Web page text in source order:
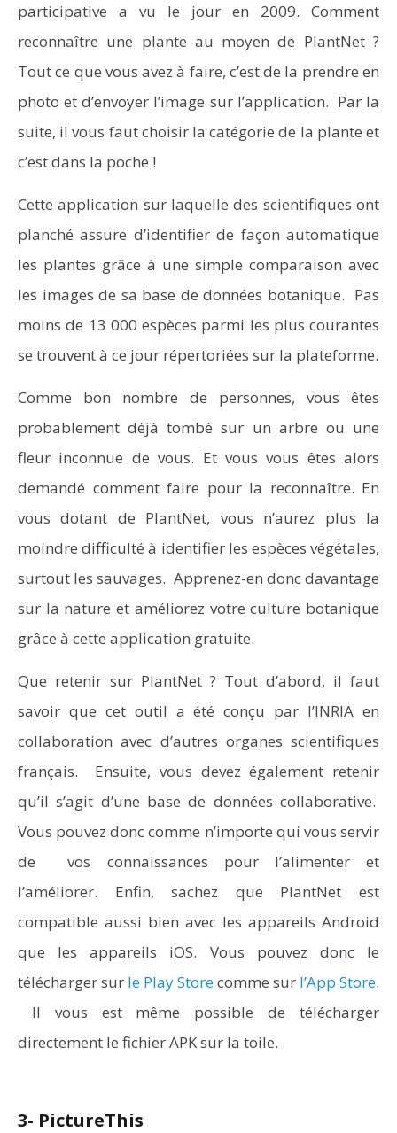
participative a vu le jour en 2009. Comment
reconnaître une plante au moyen de PlantNet ?
Tout ce que vous avez à faire, c’est de la prendre en
photo et d’envoyer l’image sur l’application. Par la
suite, il vous faut choisir la catégorie de la plante et
c’est dans la poche !
Cette application sur laquelle des scientifiques ont
planché assure d’identifier de façon automatique
les plantes grâce à une simple comparaison avec
les images de sa base de données botanique. Pas
moins de 13 000 espèces parmi les plus courantes
se trouvent à ce jour répertoriées sur la plateforme.
Comme bon nombre de personnes, vous êtes
probablement déjà tombé sur un arbre ou une
fleur inconnue de vous. Et vous vous êtes alors
demandé comment faire pour la reconnaître. En
vous dotant de PlantNet, vous n’aurez plus la
moindre difficulté à identifier les espèces végétales,
surtout les sauvages. Apprenez-en donc davantage
sur la nature et améliorez votre culture botanique
grâce à cette application gratuite.
Que retenir sur PlantNet ? Tout d’abord, il faut
savoir que cet outil a été conçu par l’INRIA en
collaboration avec d’autres organes scientifiques
français. Ensuite, vous devez également retenir
qu’il s’agit d’une base de données collaborative.
Vous pouvez donc comme n’importe qui vous servir
de vos connaissances pour l’alimenter et
l’améliorer. Enfin, sachez que PlantNet est
compatible aussi bien avec les appareils Android
que les appareils iOS. Vous pouvez donc le
télécharger sur le Play Storecomme sur l’App Store.
Il vous est même possible de télécharger
directement le fichier APK sur la toile.
3- PictureThis